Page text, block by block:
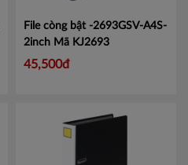
File còng bật -2693GSV-A4S-
2inch Mã KJ2693
45,500đ